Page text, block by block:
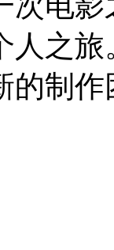
人之
的制